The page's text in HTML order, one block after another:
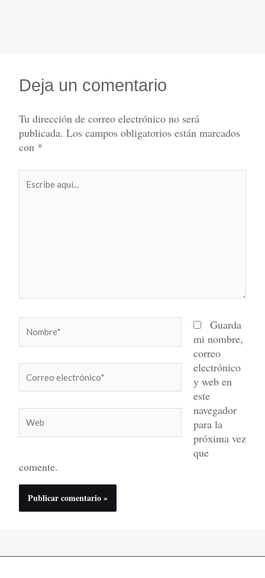
Deja un comentario
Tu dirección de correo electrónico no será
publicada. Los campos obligatorios están marcados
con *
aquí...
electrónico*
Guarda
mi nombre,
correo
electrónico
y web en
este
navegador
para la
próxima vez
que
comente.